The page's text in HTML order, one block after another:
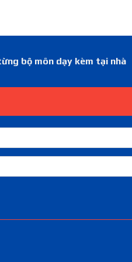
bộ môn dạy kèm tại nhà